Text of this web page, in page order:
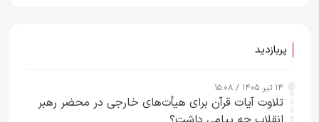
پربازدید
۱۴ تیر ۱۴۰۵ / ۱۵:۰۸
تلاوت آیات قرآن برای هیأت‌های خارجی در محضر رهبر